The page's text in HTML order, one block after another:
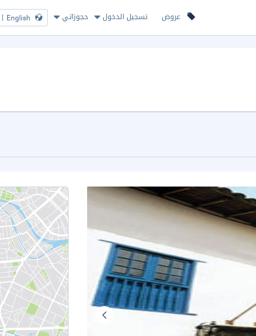
عروض تسجيل الدخول حجوزاتي English
|